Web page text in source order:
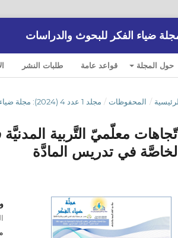
ضياء الفكر للبحوث والدراسات
حول المجلة قواعد عامة طلبات النشر
/ المحفوظات / مجلد 1 عدد 4 (2024): مجلة ضياء الفكر للبحوث والدراسات
اتّجاهات معلّميّ التَّربية
الخاصَّة في تدريس المادَّة